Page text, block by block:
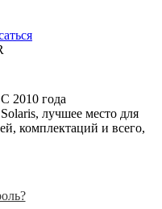
С 2010 года
лучшее место для
комплектаций и всего,